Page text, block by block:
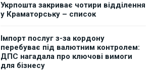
Укрпошта закриває чотири відділення
у Краматорську – список
Імпорт послуг з-за кордону
перебуває під валютним контролем:
ДПС нагадала про ключові вимоги
для бізнесу